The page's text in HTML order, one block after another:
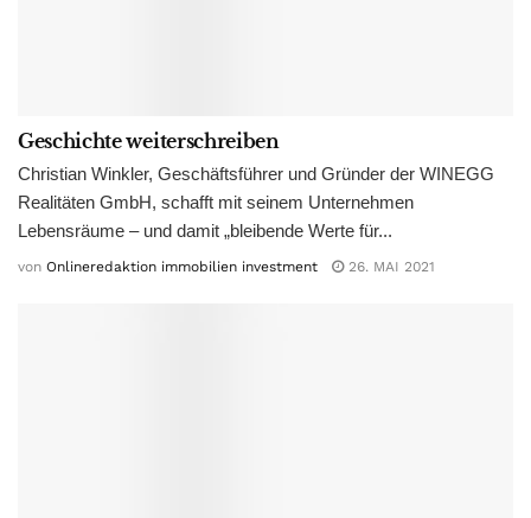
Geschichte weiterschreiben
Christian Winkler, Geschäftsführer und Gründer der WINEGG
Realitäten GmbH, schafft mit seinem Unternehmen
Lebensräume – und damit „bleibende Werte für...
von Onlineredaktion immobilien investment 26. MAI 2021